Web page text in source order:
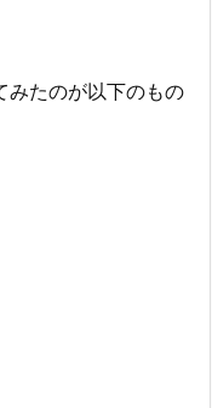
みたのが以下のもの